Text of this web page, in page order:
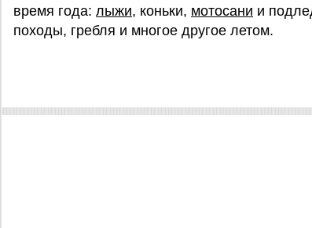
время года: лыжи, коньки, мотосани и
походы, гребля и многое другое летом.